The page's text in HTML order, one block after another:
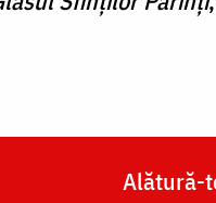
Alătură-